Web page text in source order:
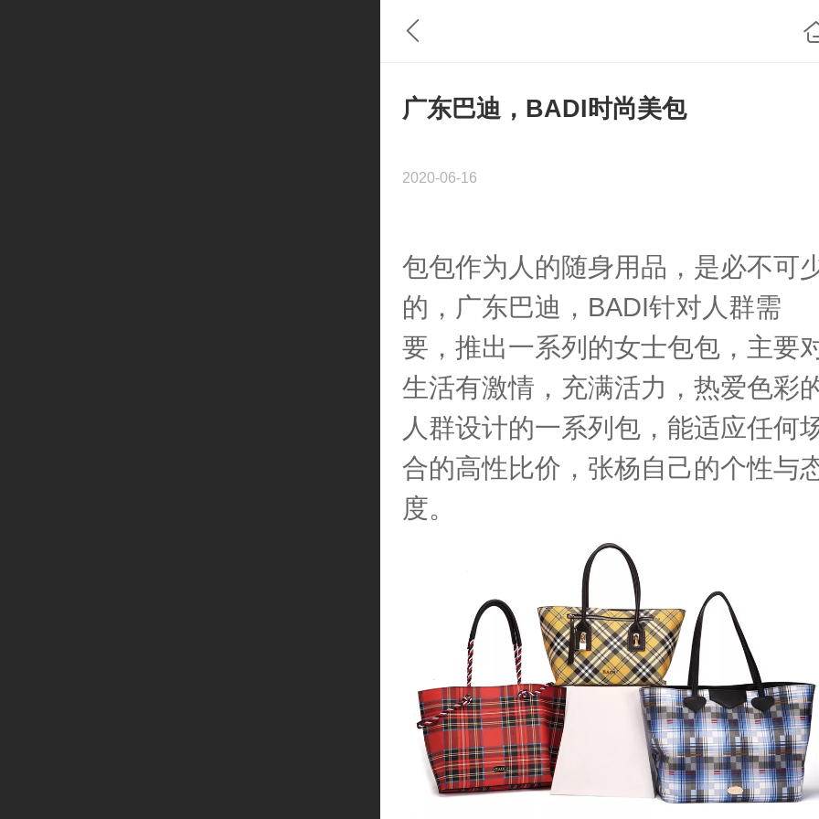
广东巴迪，BADI时尚美包
2020-06-16
包包作为人的随身用品，是必不可
的，广东巴迪，BADI针对人群需
要，推出一系列的女士包包，主要
生活有激情，充满活力，热爱色彩
人群设计的一系列包，能适应任何
合的高性比价，张杨自己的个性与
度。